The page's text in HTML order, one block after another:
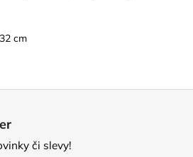
cm
či slevy!